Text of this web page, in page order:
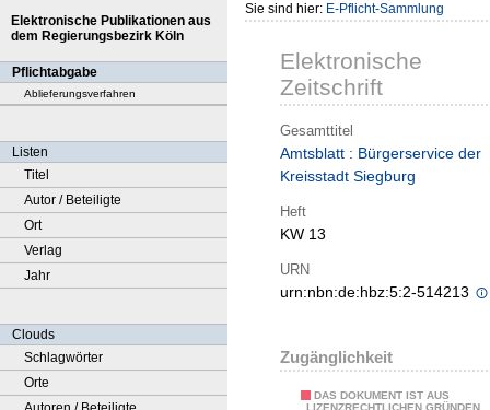
Elektronische Publikationen aus
dem Regierungsbezirk Köln
Pflichtabgabe
Ablieferungsverfahren
Listen
Titel
Autor / Beteiligte
Ort
Verlag
Jahr
Clouds
Schlagwörter
Orte
Sie sind hier: E-Pflicht-Sammlung
Elektronische
Zeitschrift
Gesamttitel
Amtsblatt : Bürgerservice der
Kreisstadt Siegburg
Heft
KW 13
URN
urn:nbn:de:hbz:5:2-514213
Zugänglichkeit
DAS DOKUMENT IST AUS